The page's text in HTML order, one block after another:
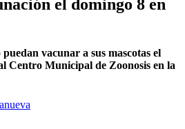
el domingo 8 en
vacunar a sus mascotas el
Centro Municipal de Zoonosis en la